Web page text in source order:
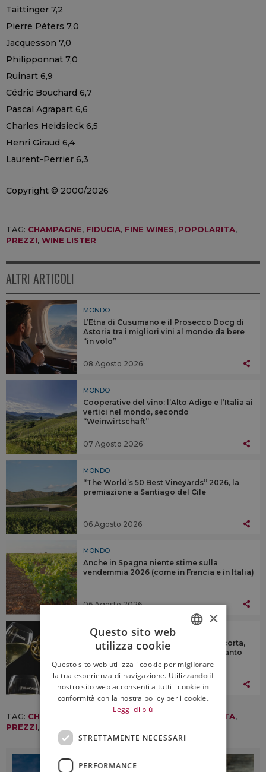
Taittinger 7,2
Pierre Péters 7,0
Jacquesson 7,0
Philipponnat 7,0
Ruinart 6,9
Cédric Bouchard 6,7
Pascal Agrapart 6,6
Charles Heidsieck 6,5
Henri Giraud 6,4
Laurent-Perrier 6,3
Copyright © 2000/2026
TAG: CHAMPAGNE, FIDUCIA, FINE WINES, POPOLARITA,
PREZZI, WINE LISTER
ALTRI ARTICOLI
MONDO
L’Etna di Cusumano e il Prosecco Docg di
Astoria tra i migliori vini al mondo da bere
“in volo”
08 Agosto 2026
MONDO
Cooperative del vino: l’Alto Adige e l’Italia ai
vertici nel mondo, secondo
“Weinwirtschaft”
07 Agosto 2026
MONDO
“The World’s 50 Best Vineyards” 2026, la
premiazione a Santiago del Cile
06 Agosto 2026
MONDO
Anche in Spagna niente stime sulla
vendemmia 2026 (come in Francia e in Italia)
06 Agosto 2026
MONDO
Le star degli Emmy brindano Franciacorta,
che lega il suo brand a marchi altrettanto
prestigiosi
04 Agosto 2026
TAG: CHAMPAGNE ,FINE WINES POPOLARITA,
PREZZI,
ENGLISH
×
Questo sito web
utilizza cookie
Questo sito web utilizza i cookie per migliorare
la tua esperienza di navigazione. Utilizzando il
nostro sito web acconsenti a tutti i cookie in
conformità con la nostra policy per i cookie.
Leggi di più
STRETTAMENTE NECESSARI
PERFORMANCE